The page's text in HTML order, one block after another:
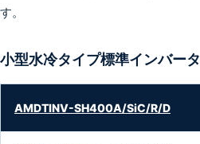
す。
小型水冷タイプ標準インバータ
型
AMDTINV-SH400A/SiC/R/D